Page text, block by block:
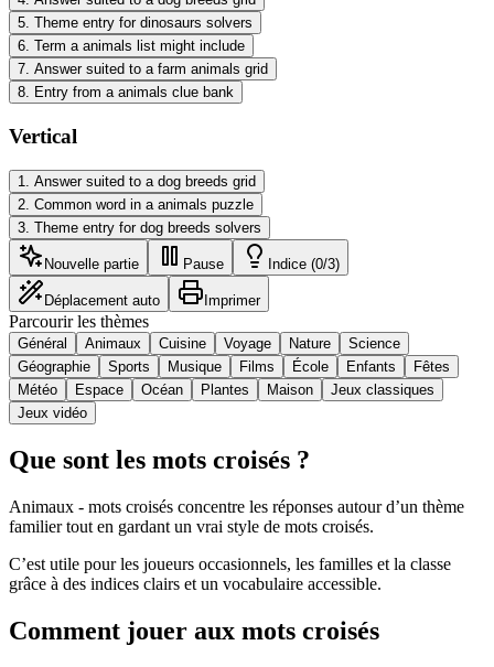
5. Theme entry for dinosaurs solvers
6. Term a animals list might include
7. Answer suited to a farm animals grid
8. Entry from a animals clue bank
Vertical
1
Answer suited to a dog breeds grid
2 Common word in a animals puzzle
3 Theme entry for dog breeds solvers
Nouvelle partie Pause Indice (0/3)
Déplacement auto Imprimer
Parcourir les thèmes
Général Animaux Cuisine Voyage Nature
Science
Géographie
Sports Musique Films École Enfants
Fêtes
Météo
Espace Océan Plantes Maison
Jeux classiques
Jeux vidéo
Que sont les mots croisés ?
Animaux - mots croisés concentre les réponses autour d’un thème
familier tout en gardant un vrai style de mots croisés.
C’est utile pour les joueurs occasionnels, les familles et la classe
grâce à des indices clairs et un vocabulaire accessible.
Comment jouer aux mots croisés